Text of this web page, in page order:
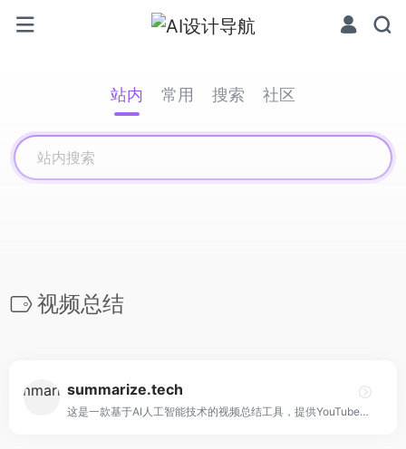
站内 常用 搜索 社区
视频总结
summarize.tech
这是一款基于AI人工智能技术的视频总结工具，提供YouTube视频总结，如讲座、现场活动或政府会议等。